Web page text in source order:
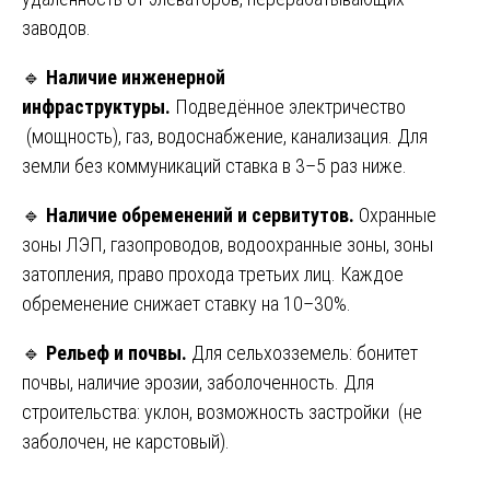
заводов.
🔹 Наличие инженерной
инфраструктуры. Подведённое электричество
(мощность), газ, водоснабжение, канализация. Для
земли без коммуникаций ставка в 3–5 раз ниже.
🔹 Наличие обременений и сервитутов. Охранные
зоны ЛЭП, газопроводов, водоохранные зоны, зоны
затопления, право прохода третьих лиц. Каждое
обременение снижает ставку на 10–30%.
🔹 Рельеф и почвы. Для сельхозземель: бонитет
почвы, наличие эрозии, заболоченность. Для
строительства: уклон, возможность застройки (не
заболочен, не карстовый).